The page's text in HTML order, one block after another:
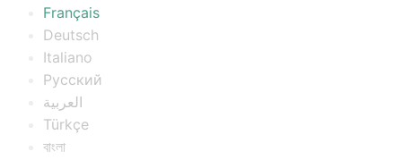
Français
Deutsch
Italiano
Русский
العربية
Türkçe
বাংলা